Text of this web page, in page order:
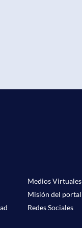
Medios Virtuales
Misión del portal
Redes Sociales